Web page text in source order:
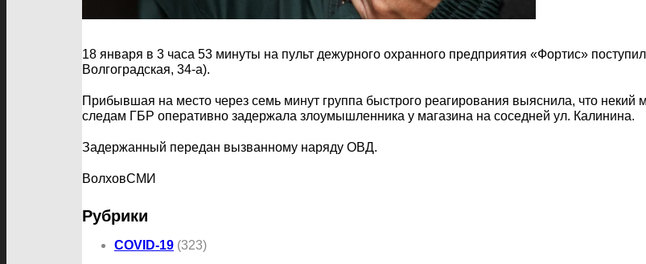
18 января в 3 часа 53 минуты на пульт дежурного охранного предприятия «Фортис»
Волгоградская, 34-а).
Прибывшая на место через семь минут группа быстрого реагирования выяснила, что
следам ГБР оперативно задержала злоумышленника у магазина на соседней ул. Калинина.
Задержанный передан вызванному наряду ОВД.
ВолховСМИ
Рубрики
COVID-19 (323)